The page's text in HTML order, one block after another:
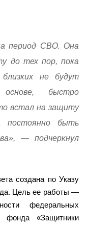
период СВО. Она
до тех пор, пока
не будут
быстро
встал на защиту
постоянно быть
— подчеркнул
создана по Указу
Цель ее работы —
федеральных
фонда «Защитники